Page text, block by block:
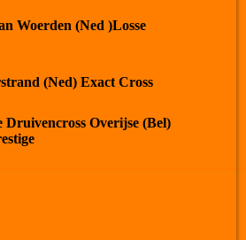
Woerden (Ned )Losse
(Ned) Exact Cross
Druivencross Overijse (Bel)